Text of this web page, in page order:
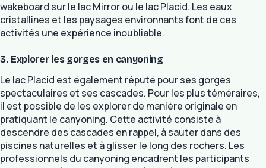
wakeboard sur le lac Mirror ou le lac Placid. Les eaux
cristallines et les paysages environnants font de ces
activités une expérience inoubliable.
3. Explorer les gorges en canyoning
Le lac Placid est également réputé pour ses gorges
spectaculaires et ses cascades. Pour les plus téméraires,
il est possible de les explorer de manière originale en
pratiquant le canyoning. Cette activité consiste à
descendre des cascades en rappel, à sauter dans des
piscines naturelles et à glisser le long des rochers. Les
professionnels du canyoning encadrent les participants